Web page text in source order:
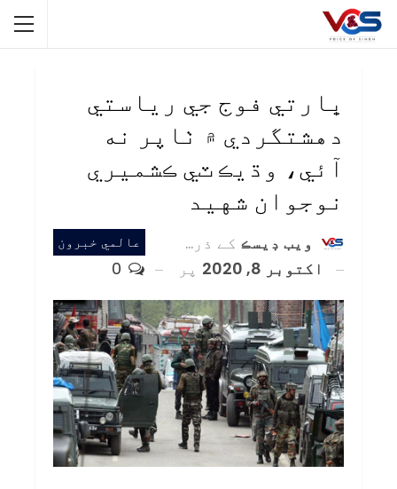
ڀارتي فوج جي رياستي
دهشتگردي ۾ ٺاپر نه
آئي، وڌيڪ ٽي ڪشميري
نوجوان شهيد
عالمي خبرون ويب ڊيسڪ کے ذریعہ
اکتوبر 8, 2020
پر